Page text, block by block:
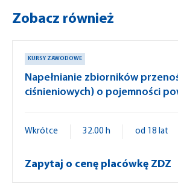
Zobacz również
KURSY ZAWODOWE
Napełnianie zbiorników
ciśnieniowych) o pojemności
Wkrótce 32.00 h od 18 lat
Zapytaj o cenę placówkę ZDZ